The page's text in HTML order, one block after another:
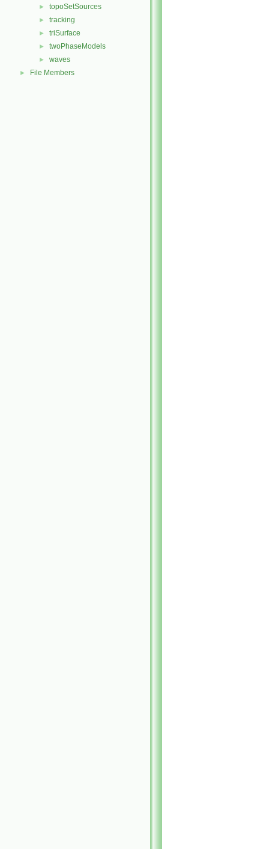
► topoSetSources
► tracking
► triSurface
► twoPhaseModels
► waves
► File Members